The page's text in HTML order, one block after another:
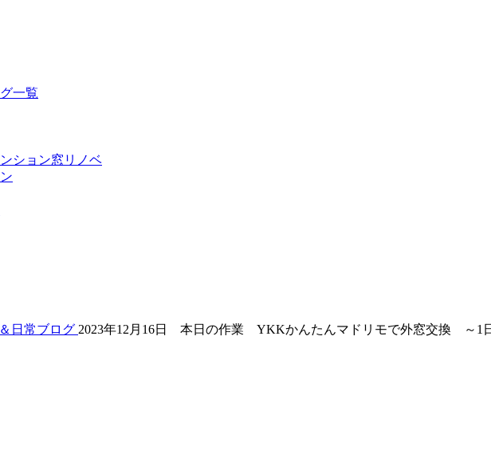
一覧
ション窓リノベ
日常ブログ 2023年12月16日 本日の作業 YKKかんたんマドリモで外窓交換 ～1